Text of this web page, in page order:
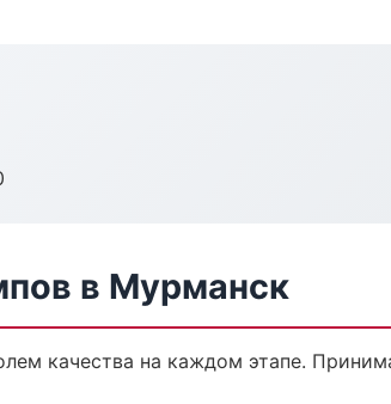
в Мурманск
качества на каждом этапе.